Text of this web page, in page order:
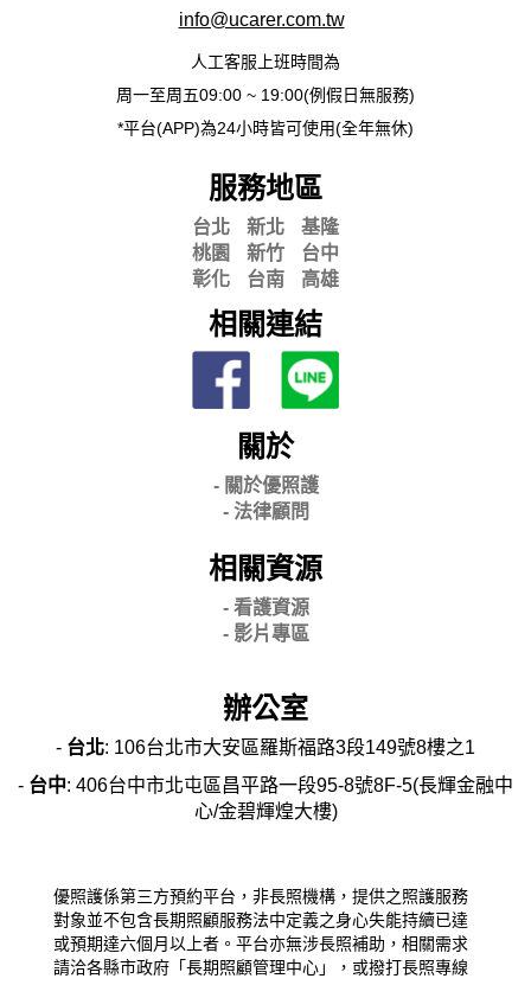
info@ucarer.com.tw
人工客服上班時間為
周一至周五09:00 ~ 19:00(例假日無服務)
*平台(APP)為24小時皆可使用(全年無休)
服務地區
台北 新北
基隆
桃園
新竹
台中
彰化
台南 高雄
相關連結
關於
- 關於優照護
- 法律顧問
相關資源
- 看護資源
- 影片專區
辦公室
- 台北: 106台北市大安區羅斯福路3段149號8樓之1
- 台中: 406台中市北屯區昌平路一段95-8號8F-5(長輝金融中
心/金碧輝煌大樓)
優照護係第三方預約平台，非長照機構，提供之照護服務
對象並不包含長期照顧服務法中定義之身心失能持續已達
或預期達六個月以上者。平台亦無涉長照補助，相關需求
請洽各縣市政府「長期照顧管理中心」，或撥打長照專線